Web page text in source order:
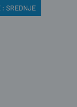
: SREDNJE